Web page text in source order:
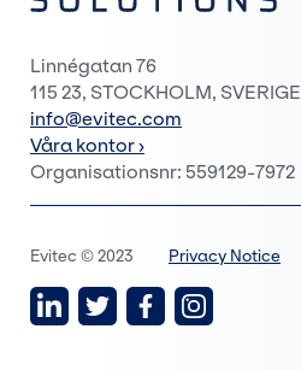
Linnégatan 76
115 23, STOCKHOLM, SVERIGE
info@evitec.com
Våra kontor ›
Organisationsnr: 559129-7972
Evitec © 2023 Privacy Notice